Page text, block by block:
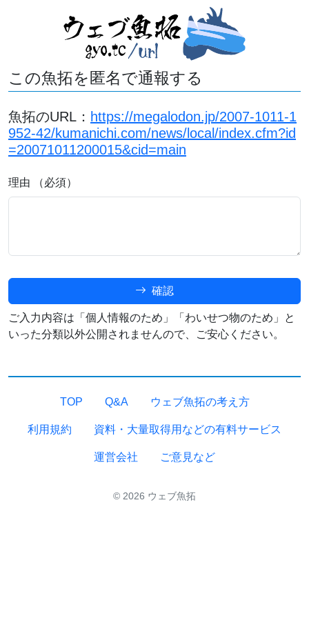
この魚拓を匿名で通報する
魚拓のURL： https://megalodon.jp/2007-1011-1
952-42/kumanichi.com/news/local/index.cfm?id
=20071011200015&cid=main
理由 （必須）
確認
ご入力内容は「個人情報のため」「わいせつ物のため」と
いった分類以外公開されませんので、ご安心ください。
TOP Q&A ウェブ魚拓の考え方
利用規約 資料・大量取得用などの有料サービス
運営会社 ご意見など
© 2026 ウェブ魚拓